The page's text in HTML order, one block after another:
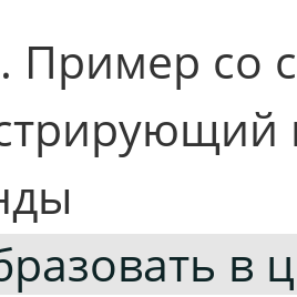
Пример со
в